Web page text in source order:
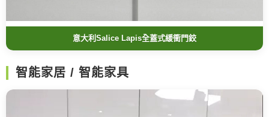
意大利Salice Lapis全蓋式緩衝門鉸
智能家居 / 智能家具